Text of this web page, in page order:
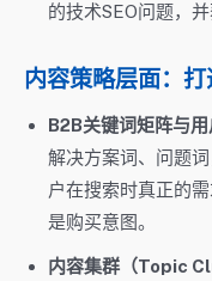
的技术SEO问题，
内容策略层面：
B2B关键词矩阵与用
解决方案词、问题
户在搜索时真正的
是购买意图。
内容集群（Topic